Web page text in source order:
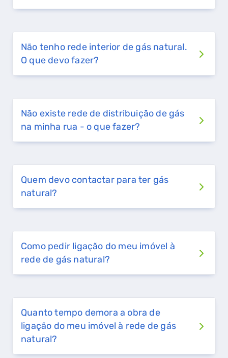
Não tenho rede interior de gás natural.
O que devo fazer?
Não existe rede de distribuição de gás
na minha rua - o que fazer?
Quem devo contactar para ter gás
natural?
Como pedir ligação do meu imóvel à
rede de gás natural?
Quanto tempo demora a obra de
ligação do meu imóvel à rede de gás
natural?